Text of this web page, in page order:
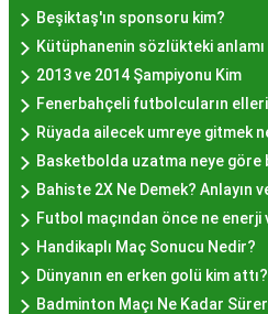
değerlendirerek, bütçenize
bulabilirsiniz.
Hayır Lokması
Deneyiminde
Edilmeli?
İstanbul'da hayır lokması
kılmak için birkaç öneri:
Geleneksel Mekanları
Beşiktaş'ın sponsoru kim?
Kütüphanenin sözlükteki
2013 ve 2014 Şampiyonu Kim
Fenerbahçeli futbolcuların elleri
Rüyada ailecek umreye gitmek
Basketbolda uzatma neye göre
Bahiste 2X Ne Demek? Anlayın
Futbol maçından önce ne enerji
Handikaplı Maç Sonucu Nedir?
Dünyanın en erken golü kim attı?
Badminton Maçı Ne Kadar